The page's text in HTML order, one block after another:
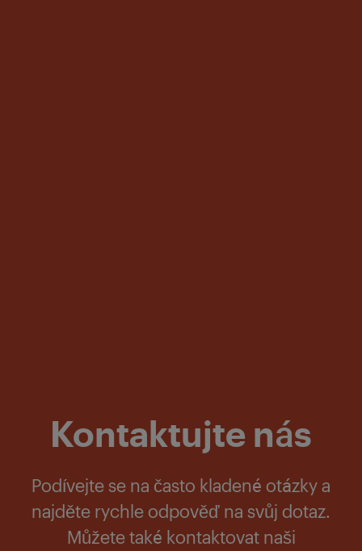
Kontaktujte nás
Podívejte se na často kladené otázky a
najděte rychle odpověď na svůj dotaz.
Můžete také kontaktovat naši